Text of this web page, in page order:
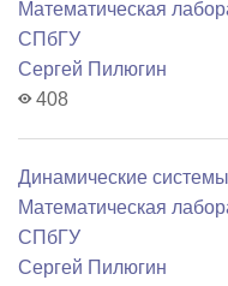
Математичеcкая
СПбГУ
Сергей Пилюгин
408
Динамические
Математичеcкая
СПбГУ
Сергей Пилюгин